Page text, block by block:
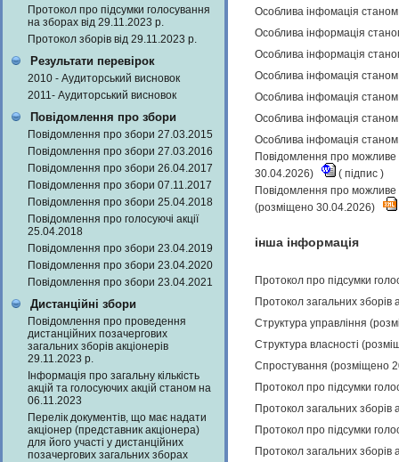
Протокол про підсумки голосування
на зборах від 29.11.2023 р.
Протокол зборів від 29.11.2023 р.
Результати перевірок
2010 - Аудиторський висновок
2011- Аудиторський висновок
Повідомлення про збори
Повідомлення про збори 27.03.2015
Повідомлення про збори 27.03.2016
Повідомлення про збори 26.04.2017
Повідомлення про збори 07.11.2017
Повідомлення про збори 25.04.2018
Повідомлення про голосуючі акції
25.04.2018
Повідомлення про збори 23.04.2019
Повідомлення про збори 23.04.2020
Повідомлення про збори 23.04.2021
Дистанційні збори
Повідомлення про проведення
дистанційних позачергових
загальних зборів акціонерів
29.11.2023 р.
Інформація про загальну кількість
акцій та голосуючих акцій станом на
06.11.2023
Перелік документів, що має надати
акціонер (представник акціонера)
для його участі у дистанційних
позачергових загальних зборах
Особлива інфомація
Особлива інформація
Особлива інформація
Особлива інфомація
Особлива інфомація
Особлива інфомація
Особлива інфомація
Повідомлення про можливе
30.04.2026)
( підпис )
Повідомлення про можливе
(розміщено 30.04.2026)
інша інформація
Протокол про підсумки
Протокол загальних
Структура управління
Структура власності
Спростування (розміщено
Протокол про підсумки
Протокол загальних
Протокол про підсумки
Протокол загальних